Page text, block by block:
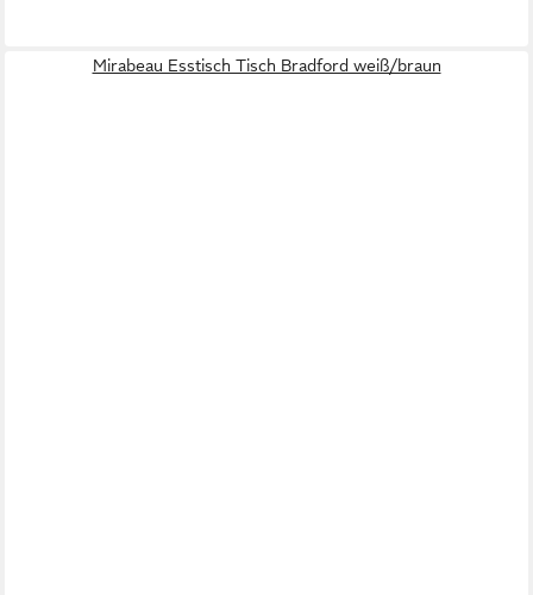
Mirabeau Esstisch Tisch Bradford weiß/braun